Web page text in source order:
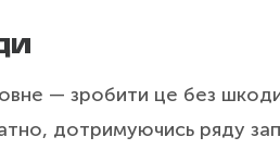
— зробити це без
дотримуючись ряду